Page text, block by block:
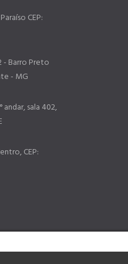
CEP:
- Barro Preto
- MG
andar, sala 402,
CEP: